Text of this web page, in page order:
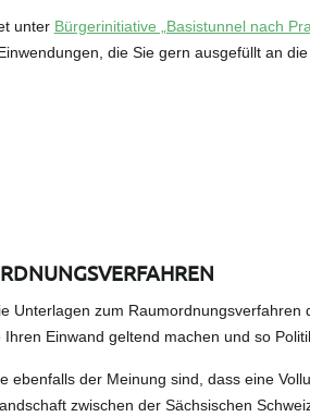
unter Bürgerinitiative „Basistunnel nach
die Sie gern ausgefüllt an
Unterlagen zum Raumordnungsverfahren
Einwand geltend machen und so
ebenfalls der Meinung sind, dass eine
zwischen der Sächsischen